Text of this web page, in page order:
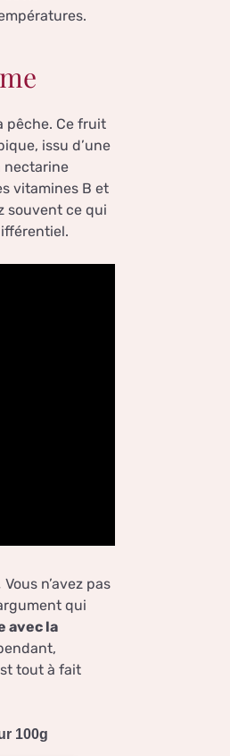
pêche. Ce fruit
issu d’une
nectarine
vitamines B et
souvent ce qui
Vous n’avez pas
qui
avec la
tout à fait
100g